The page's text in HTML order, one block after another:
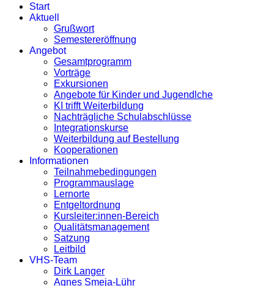
Start
Aktuell
Grußwort
Semestereröffnung
Angebot
Gesamtprogramm
Vorträge
Exkursionen
Angebote für Kinder und Jugendlche
KI trifft Weiterbildung
Nachträgliche Schulabschlüsse
Integrationskurse
Weiterbildung auf Bestellung
Kooperationen
Informationen
Teilnahmebedingungen
Programmauslage
Lernorte
Entgeltordnung
Kursleiter:innen-Bereich
Qualitätsmanagement
Satzung
Leitbild
VHS-Team
Dirk Langer
Agnes Smeja-Lühr